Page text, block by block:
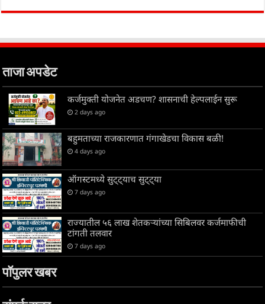
ताजा अपडेट
कर्जमुक्ती योजनेत अडचण? शासनाची हेल्पलाईन सुरू
2 days ago
बहुमताच्या राजकारणात गंगाखेडचा विकास बळी!
4 days ago
ऑगस्टमध्ये सुट्ट्याच सुट्ट्या
7 days ago
राज्यातील ५६ लाख शेतकऱ्यांच्या सिबिलवर कर्जमाफीची
टांगती तलवार
7 days ago
पॉपुलर खबर